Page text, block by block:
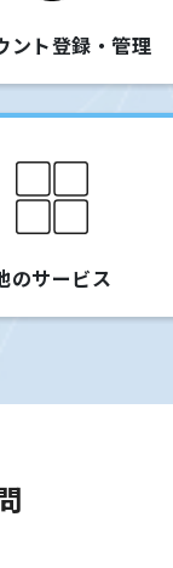
ント登録・管理
のサービス